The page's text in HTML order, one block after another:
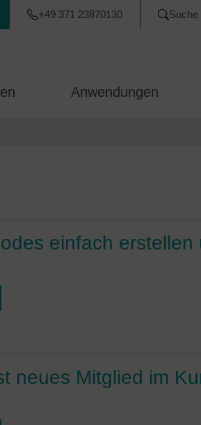
+49 371 23870130 Suche
Anwendungen
einfach
neues Mitglied im